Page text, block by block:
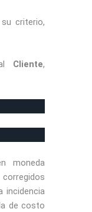
criterio,
Cliente,
moneda
incidencia
de costo